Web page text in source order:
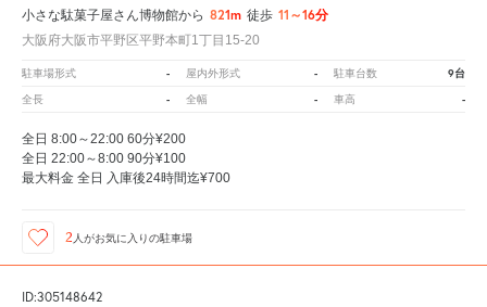
小さな駄菓子屋さん博物館から 821m 徒歩 11～16分
大阪府大阪市平野区平野本町1丁目15-20
駐車場形式 - 屋内外形式 - 駐車台数 9台
全長 - 全幅 - 車高 -
全日 8:00～22:00 60分¥200
全日 22:00～8:00 90分¥100
最大料金 全日 入庫後24時間迄¥700
2 人がお気に入りの駐車場
ID:305148642